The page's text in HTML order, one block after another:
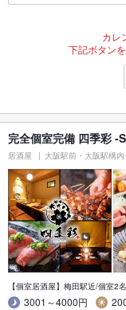
カレ
下記ボタン
完全個室完備 四季彩 -
居酒屋 大阪駅前・大阪駅構内
【個室居酒屋】梅田駅近/個室2
3001～4000円